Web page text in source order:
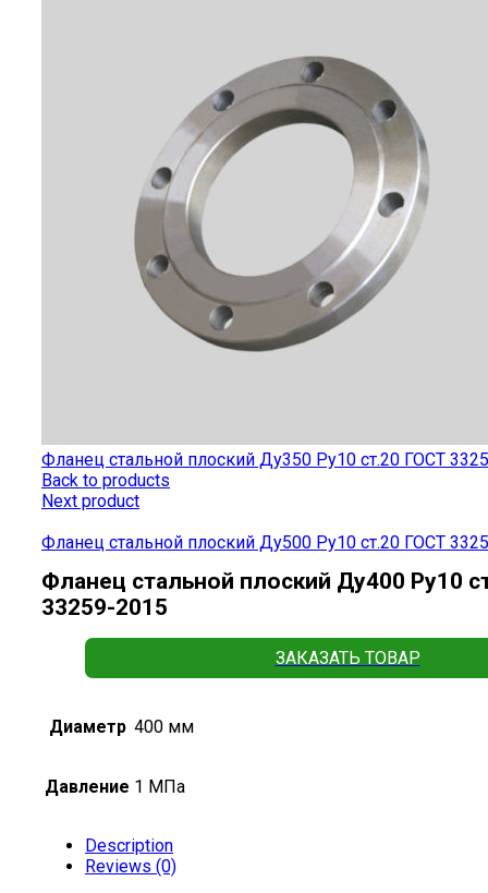
Фланец стальной плоский Ду350 Ру10 ст.20 ГОСТ
Back to products
Next product
Фланец стальной плоский Ду500 Ру10 ст.20 ГОСТ
Фланец стальной плоский Ду400 Ру10
33259-2015
ЗАКАЗАТЬ ТОВАР
Диаметр 400 мм
Давление 1 МПа
Description
Reviews (0)